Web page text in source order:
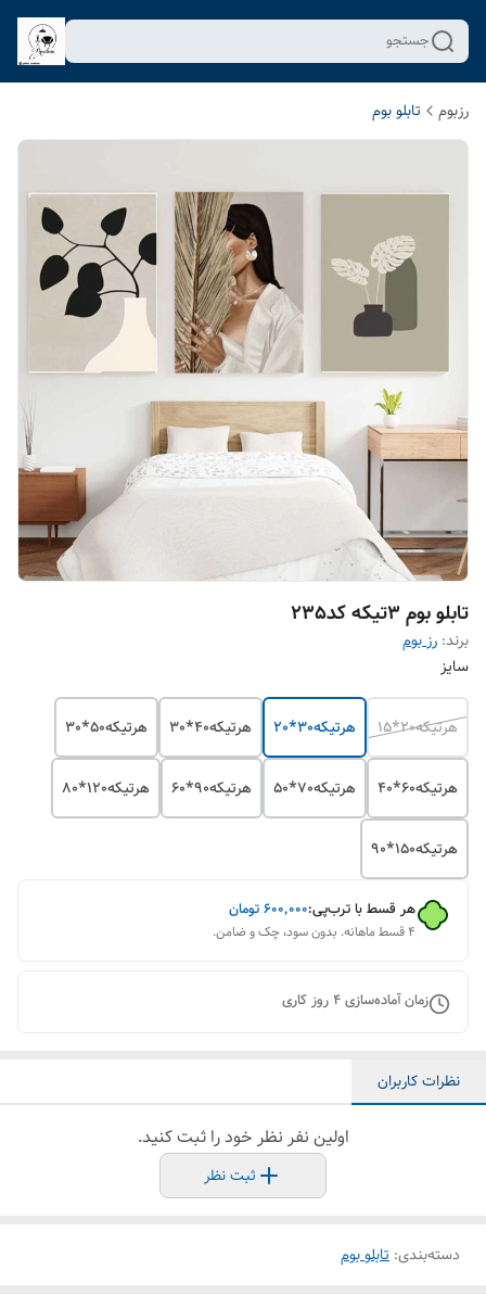
جستجو
رزبوم تابلو بوم
تابلو بوم 3تیکه کد235
برند: رز بوم
سایز
هرتیکه20*15 هرتیکه30*20 هرتیکه40*30 هرتیکه50*30
هرتیکه60*40 هرتیکه70*50 هرتیکه90*60 هرتیکه120*80
هرتیکه150*90
هر قسط با ترب‌پی:۶۰۰٬۰۰۰تومان
۴ قسط ماهانه. بدون سود، چک و ضامن.
زمان آماده‌سازی4روز کاری
نظرات کاربران
اولین نفر نظر خود را ثبت کنید.
ثبت نظر
دسته‌بندی: تابلو بوم